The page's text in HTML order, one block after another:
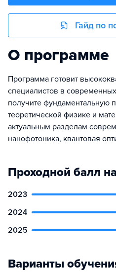
Гайд по
О программе
Программа готовит
специалистов в
получите фундаментальную
теоретической физике и
актуальным разделам
нанофотоника, квантовая
Проходной балл
2023
2024
2025
Варианты